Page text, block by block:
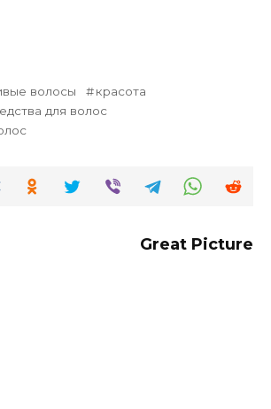
волосы
красота
для волос
Great Picture